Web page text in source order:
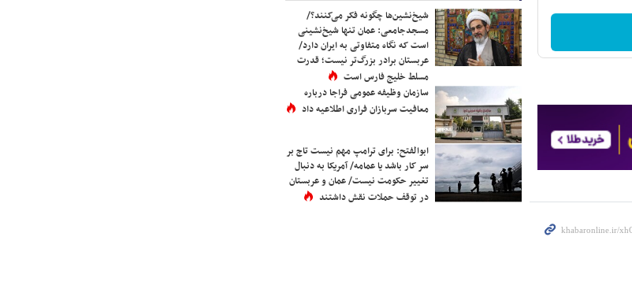
شیخ‌نشین‌ها چگونه فکر می‌کنند؟/
مسجدجامعی: عمان تنها شیخ‌نشینی
است که نگاه متفاوتی به ایران دارد/
عربستان برادر بزرگ‌تر نیست؛ قدرت
مسلط خلیج فارس است
سازمان وظیفه عمومی فراجا درباره
معافیت سربازان فراری اطلاعیه داد
ابوالفتح: برای ترامپ مهم نیست تاج بر
سر کار باشد یا عمامه/ آمریکا به دنبال
تغییر حکومت نیست/ عمان و عربستان
در توقف حملات نقش داشتند